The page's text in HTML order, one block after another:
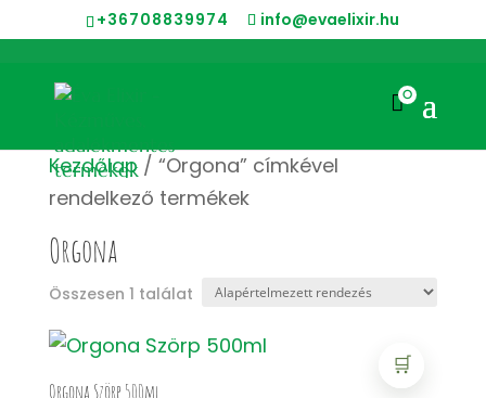
+36708839974 info@evaelixir.hu
0
Kezdőlap/ “Orgona” címkével
rendelkező termékek
Orgona
Összesen 1 találat
🛒
Orgona Szörp 500ml